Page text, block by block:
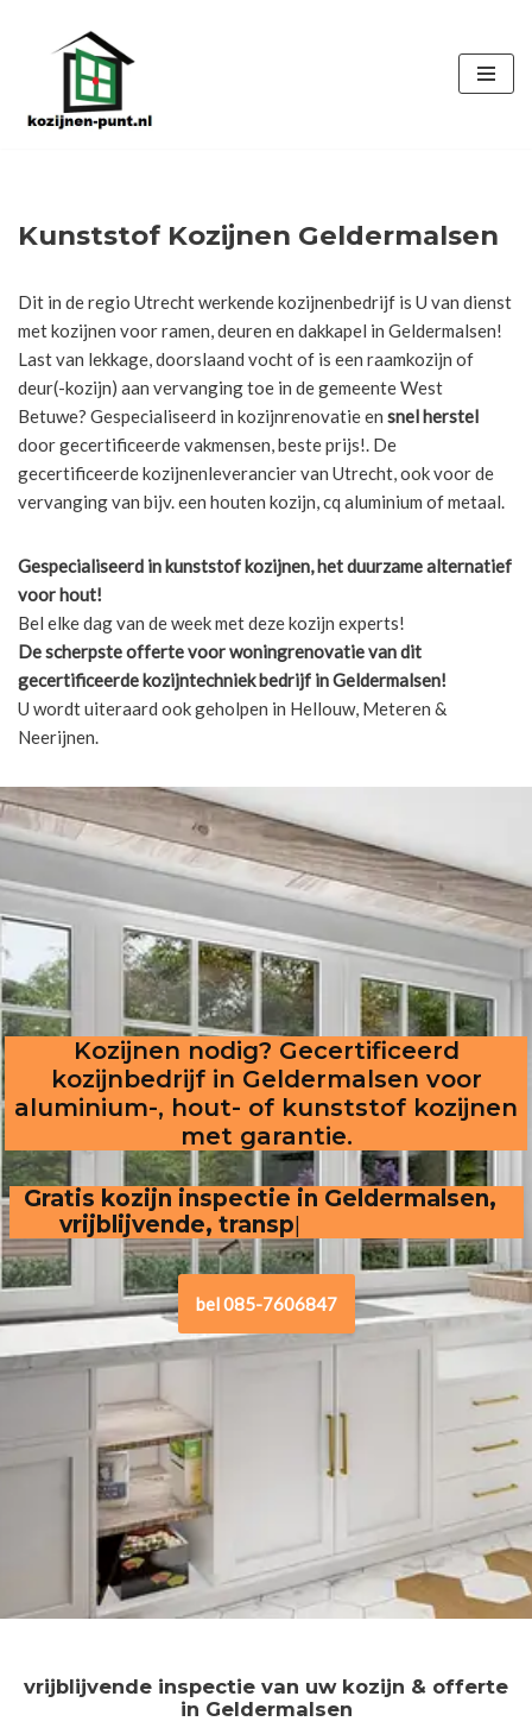
de
Kunststof Kozijnen Geldermalsen
Dit in de regio Utrecht werkende kozijnenbedrijf is U van dienst
met kozijnen voor ramen, deuren en dakkapel in Geldermalsen!
Last van lekkage, doorslaand vocht of is een raamkozijn of
deur(-kozijn) aan vervanging toe in de gemeente West
Betuwe? Gespecialiseerd in kozijnrenovatie en snel herstel
door gecertificeerde vakmensen, beste prijs!. De
gecertificeerde kozijnenleverancier van Utrecht, ook voor de
vervanging van bijv. een houten kozijn, cq aluminium of metaal.
Gespecialiseerd in kunststof kozijnen, het duurzame alternatief
voor hout!
Bel elke dag van de week met deze kozijn experts!
De scherpsteofferte voor woningrenovatie van dit
gecertificeerde kozijntechniek bedrijf in Geldermalsen!
U wordt uiteraard ook geholpen in Hellouw, Meteren &
Neerijnen.
Kozijnen nodig? Gecertificeerd
kozijnbedrijf in Geldermalsen voor
aluminium-, hout- of kunststof kozijnen
met garantie.
Gratis kozijn inspectie in Geldermalsen,
vrijblijvende, transparante offerte
bel 085-7606847
vrijblijvende inspectie van uw kozijn & offerte
in Geldermalsen